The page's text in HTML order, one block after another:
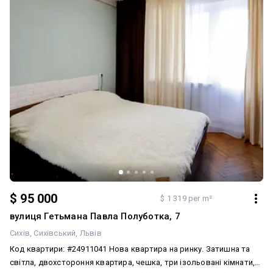
$ 95 000 $ 1 319 per m²
вулиця Гетьмана Павла Полуботка, 7
Сихів Сихівський Львів
Код квартири: #24911041 Нова квартира на ринку. Затишна та
світла, двохстороння квартира, чешка, три ізольовані кімнати,